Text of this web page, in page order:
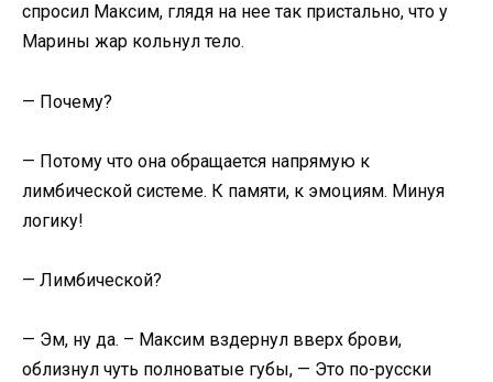
спросил Максим, глядя на нее так пристально, что у
Марины жар кольнул тело.
— Почему?
— Потому что она обращается напрямую к
лимбической системе. К памяти, к эмоциям. Минуя
логику!
— Лимбической?
— Эм, ну да. – Максим вздернул вверх брови,
облизнул чуть полноватые губы, — Это по-русски